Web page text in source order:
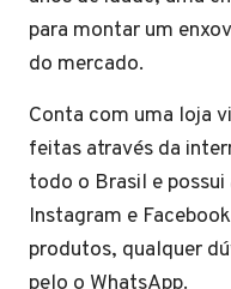
para montar um
do mercado.
Conta com uma loja
feitas através da
todo o Brasil e
Instagram e
produtos, qualquer
pelo o WhatsApp.